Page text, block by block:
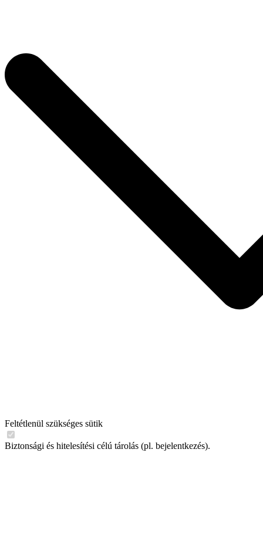
Feltétlenül szükséges sütik
Biztonsági és hitelesítési célú tárolás (pl. bejelentkezés).